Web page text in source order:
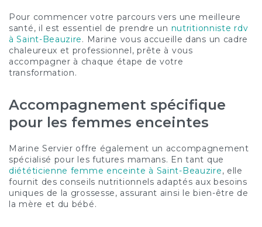
Pour commencer votre parcours vers une meilleure
santé, il est essentiel de prendre un nutritionniste rdv
à Saint-Beauzire. Marine vous accueille dans un cadre
chaleureux et professionnel, prête à vous
accompagner à chaque étape de votre
transformation.
Accompagnement spécifique
pour les femmes enceintes
Marine Servier offre également un accompagnement
spécialisé pour les futures mamans. En tant que
diététicienne femme enceinte à Saint-Beauzire, elle
fournit des conseils nutritionnels adaptés aux besoins
uniques de la grossesse, assurant ainsi le bien-être de
la mère et du bébé.